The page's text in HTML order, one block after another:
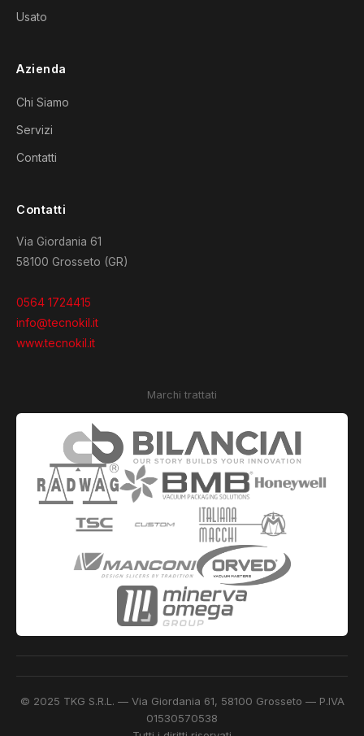
Usato
Azienda
Chi Siamo
Servizi
Contatti
Contatti
Via Giordania 61
58100 Grosseto (GR)
0564 1724415
info@tecnokil.it
www.tecnokil.it
Marchi trattati
© 2025 TKG S.R.L. — Via Giordania 61, 58100 Grosseto — P.IVA
01530570538